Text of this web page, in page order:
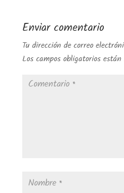
Enviar comentario
Tu dirección de correo
Los campos obligatorios